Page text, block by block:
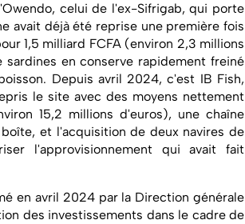
celui de l'ex-Sifrigab, qui porte
avait déjà été reprise une première fois
1,5 milliard FCFA (environ 2,3 millions
en conserve rapidement freiné
Depuis avril 2024, c'est IB Fish,
le site avec des moyens nettement
15,2 millions d'euros), une chaîne
et l'acquisition de deux navires de
l'approvisionnement qui avait fait
en avril 2024 par la Direction générale
des investissements dans le cadre de